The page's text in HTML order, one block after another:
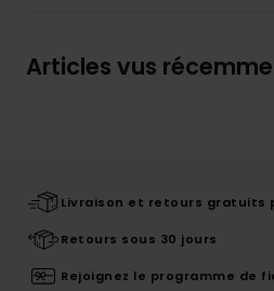
Articles vus
Livraison et retours gratuits
Retours sous 30 jours
Rejoignez le programme de